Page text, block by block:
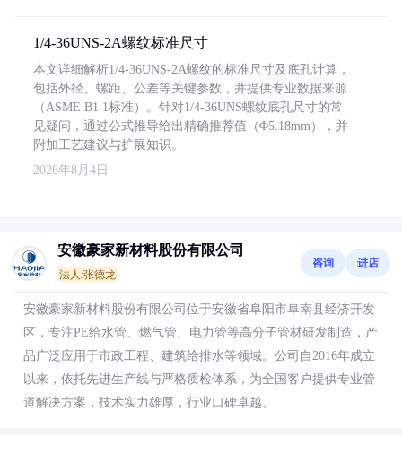
1/4-36UNS-2A螺纹标准尺寸
本文详细解析1/4-36UNS-2A螺纹的标准尺寸及底孔计算，
包括外径、螺距、公差等关键参数，并提供专业数据来源
（ASME B1.1标准）。针对1/4-36UNS螺纹底孔尺寸的常
见疑问，通过公式推导给出精确推荐值（Φ5.18mm），并
附加工艺建议与扩展知识。
2026年8月4日
安徽豪家新材料股份有限公司
法人:张德龙
咨询 进店
安徽豪家新材料股份有限公司位于安徽省阜阳市阜南县经济开发
区，专注PE给水管、燃气管、电力管等高分子管材研发制造，产
品广泛应用于市政工程、建筑给排水等领域。公司自2016年成立
以来，依托先进生产线与严格质检体系，为全国客户提供专业管
道解决方案，技术实力雄厚，行业口碑卓越。